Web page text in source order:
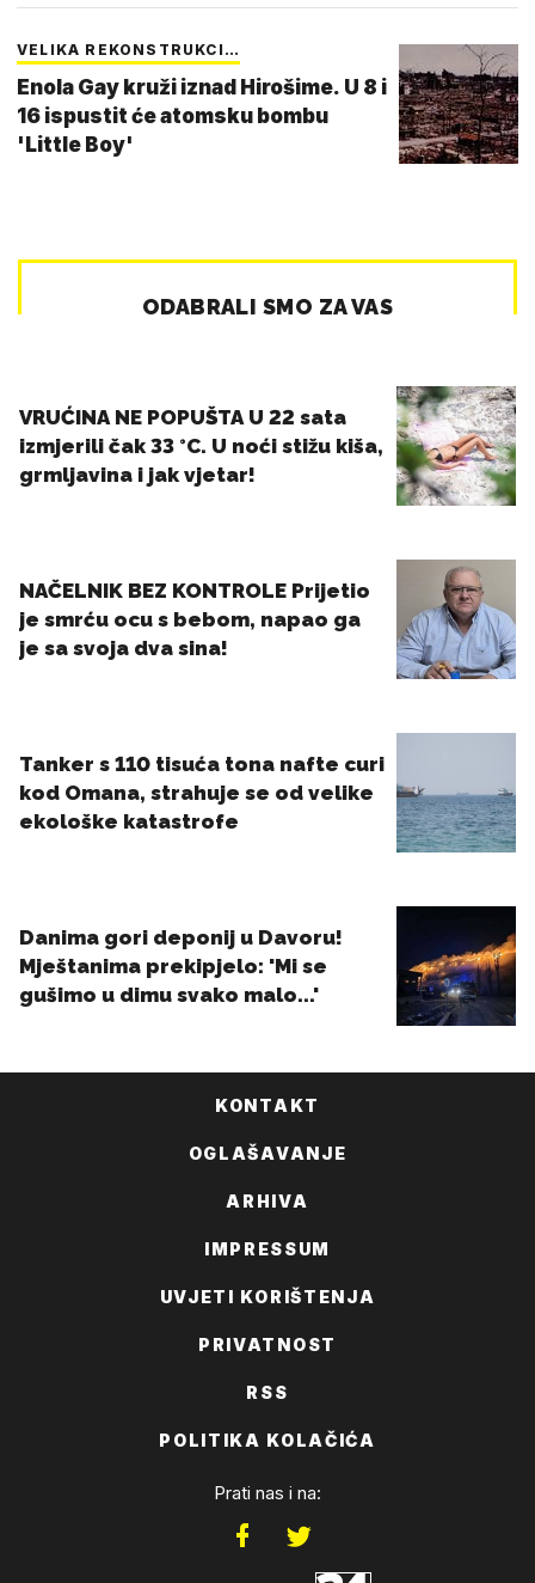
VELIKA REKONSTRUKCI…
Enola Gay kruži iznad Hirošime. U 8 i
16 ispustit će atomsku bombu
'Little Boy'
KONTAKT
OGLAŠAVANJE
ARHIVA
IMPRESSUM
UVJETI KORIŠTENJA
PRIVATNOST
RSS
POLITIKA KOLAČIĆA
Prati nas i na: